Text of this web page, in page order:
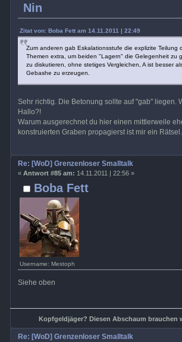
Nin
Zitat von: Boba Fett am 14.11.2011 | 22:49
Zum anderen gab Eskalationsstufe die explizite Teilung
Themen extra, um beiden "Lagern" die Gelegenheit zu
zu diskutieren, ohne stetiges Vergleichen, A ist besser
Gebashe zu erzeugen.
Sehr richtig. Die Betonung sollte auf "gab" liegen.
Hallo?!
Warum ausgerechnet du hier einen mittlerweile
konstruierten Graben propagierst ist mir ein
Boba Fett
Username: Mestoph
Re: [WoD] Grenzenloser Smalltalk
« Antwort #85 am: 14.11.2011 | 22:56 »
Siehe oben
Kopfgeldjäger? Diesen Abschaum brauchen
Re: [WoD] Grenzenloser Smalltalk